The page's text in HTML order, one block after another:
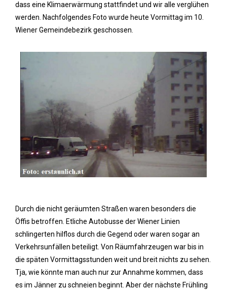
dass eine Klimaerwärmung stattfindet und wir alle verglühen
werden. Nachfolgendes Foto wurde heute Vormittag im 10.
Wiener Gemeindebezirk geschossen.
Durch die nicht geräumten Straßen waren besonders die
Öffis betroffen. Etliche Autobusse der Wiener Linien
schlingerten hilflos durch die Gegend oder waren sogar an
Verkehrsunfällen beteiligt. Von Räumfahrzeugen war bis in
die späten Vormittagsstunden weit und breit nichts zu sehen.
Tja, wie könnte man auch nur zur Annahme kommen, dass
es im Jänner zu schneien beginnt. Aber der nächste Frühling